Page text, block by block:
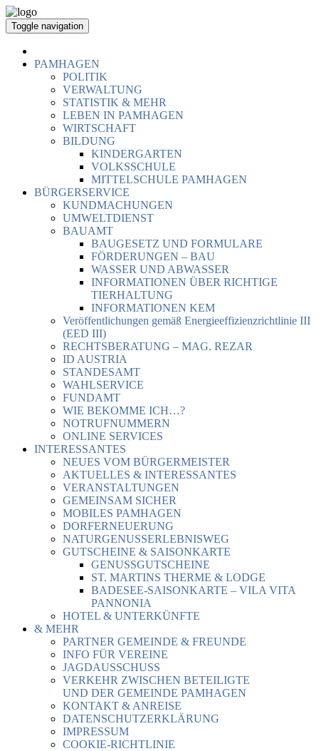
Toggle navigation
PAMHAGEN
POLITIK
VERWALTUNG
STATISTIK & MEHR
LEBEN IN PAMHAGEN
WIRTSCHAFT
BILDUNG
KINDERGARTEN
VOLKSSCHULE
MITTELSCHULE PAMHAGEN
BÜRGERSERVICE
KUNDMACHUNGEN
UMWELTDIENST
BAUAMT
BAUGESETZ UND FORMULARE
FÖRDERUNGEN – BAU
WASSER UND ABWASSER
INFORMATIONEN ÜBER RICHTIGE
TIERHALTUNG
INFORMATIONEN KEM
Veröffentlichungen gemäß Energieeffizienzrichtlinie III
(EED III)
RECHTSBERATUNG – MAG. REZAR
ID AUSTRIA
STANDESAMT
WAHLSERVICE
FUNDAMT
WIE BEKOMME ICH…?
NOTRUFNUMMERN
ONLINE SERVICES
INTERESSANTES
NEUES VOM BÜRGERMEISTER
AKTUELLES & INTERESSANTES
VERANSTALTUNGEN
GEMEINSAM SICHER
MOBILES PAMHAGEN
DORFERNEUERUNG
NATURGENUSSERLEBNISWEG
GUTSCHEINE & SAISONKARTE
GENUSSGUTSCHEINE
ST. MARTINS THERME & LODGE
BADESEE-SAISONKARTE – VILA VITA
PANNONIA
HOTEL & UNTERKÜNFTE
& MEHR
PARTNER GEMEINDE & FREUNDE
INFO FÜR VEREINE
JAGDAUSSCHUSS
VERKEHR ZWISCHEN BETEILIGTE
UND DER GEMEINDE PAMHAGEN
KONTAKT & ANREISE
DATENSCHUTZERKLÄRUNG
IMPRESSUM
COOKIE-RICHTLINIE